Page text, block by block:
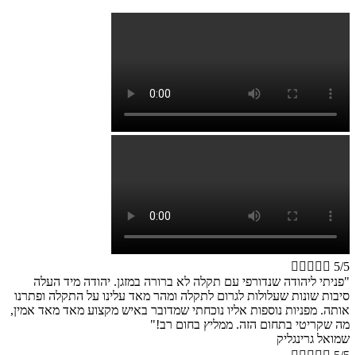
     5/5
"פניתי ליהודה שנדורפי עם תקלה לא ברורה במזגן. יהודה מיד העלה
סיבות שונות שעלולות לגרום לתקלה ומהר מאד עלינו על התקלה ופתרנו
אותה. מפניות נוספות אליו נוכחתי שמדובר באיש מקצוע מאד מאד אמין,
מה שקריטי בתחום הזה. ממליץ בחום רב!"
שמואל גרינגליק